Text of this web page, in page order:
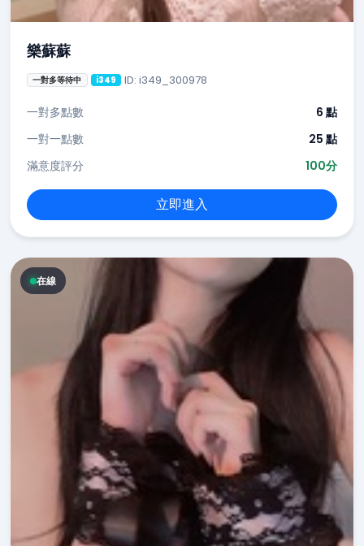
樂蘇蘇
一對多等待中 i349 ID: i349_300978
一對多點數
6 點
一對一點數
25 點
滿意度評分
100分
立即進入
在線